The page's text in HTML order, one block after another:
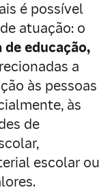
é possível
atuação: o
educação,
a
às pessoas
às
de
escolar ou